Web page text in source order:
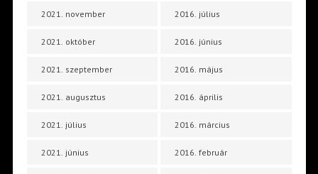
2021. november
2021. október
2021. szeptember
2021. augusztus
2021. július
2021. június
2016. július
2016. június
2016. május
2016. április
2016. március
2016. február